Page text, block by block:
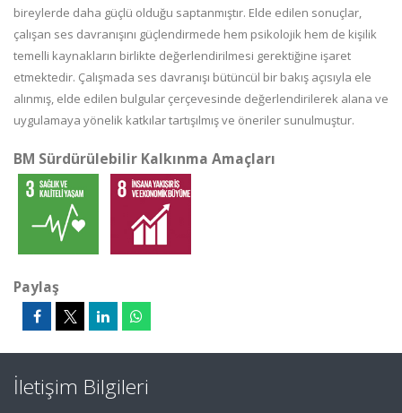
bireylerde daha güçlü olduğu saptanmıştır. Elde edilen sonuçlar,
çalışan ses davranışını güçlendirmede hem psikolojik hem de kişilik
temelli kaynakların birlikte değerlendirilmesi gerektiğine işaret
etmektedir. Çalışmada ses davranışı bütüncül bir bakış açısıyla ele
alınmış, elde edilen bulgular çerçevesinde değerlendirilerek alana ve
uygulamaya yönelik katkılar tartışılmış ve öneriler sunulmuştur.
BM Sürdürülebilir Kalkınma Amaçları
Paylaş
İletişim Bilgileri